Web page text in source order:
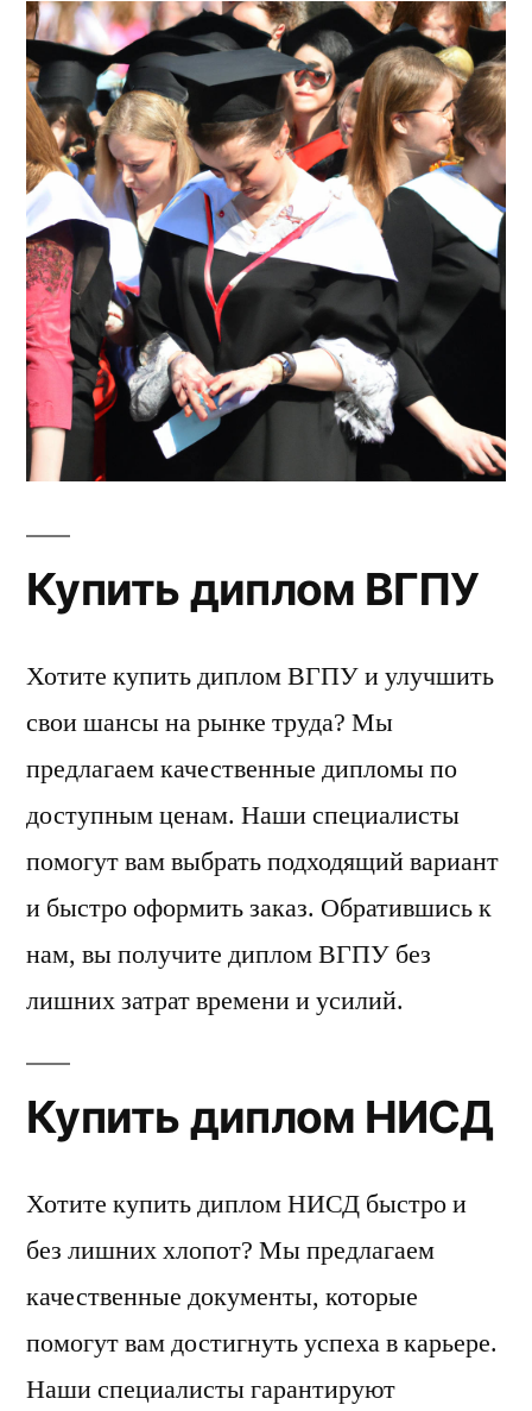
Купить диплом ВГПУ
Хотите купить диплом ВГПУ и улучшить
свои шансы на рынке труда? Мы
предлагаем качественные дипломы по
доступным ценам. Наши специалисты
помогут вам выбрать подходящий вариант
и быстро оформить заказ. Обратившись к
нам, вы получите диплом ВГПУ без
лишних затрат времени и усилий.
Купить диплом НИСД
Хотите купить диплом НИСД быстро и
без лишних хлопот? Мы предлагаем
качественные документы, которые
помогут вам достигнуть успеха в карьере.
Наши специалисты гарантируют